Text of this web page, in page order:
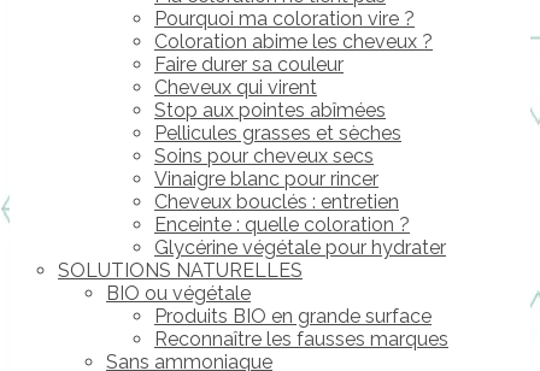
Pourquoi ma coloration vire ?
Coloration abime les cheveux ?
Faire durer sa couleur
Cheveux qui virent
Stop aux pointes abîmées
Pellicules grasses et sèches
Soins pour cheveux secs
Vinaigre blanc pour rincer
Cheveux bouclés : entretien
Enceinte : quelle coloration ?
Glycérine végétale pour hydrater
SOLUTIONS NATURELLES
BIO ou végétale
Produits BIO en grande surface
Reconnaître les fausses marques
Sans ammoniaque